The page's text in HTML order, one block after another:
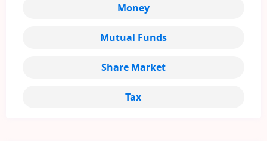
Money
Mutual Funds
Share Market
Tax